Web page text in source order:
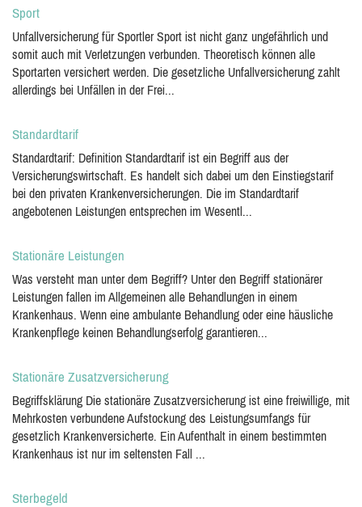
Sport
Unfallversicherung für Sportler Sport ist nicht ganz ungefährlich und
somit auch mit Verletzungen verbunden. Theoretisch können alle
Sportarten versichert werden. Die gesetzliche Unfallversicherung zahlt
allerdings bei Unfällen in der Frei...
Standardtarif
Standardtarif: Definition Standardtarif ist ein Begriff aus der
Versicherungswirtschaft. Es handelt sich dabei um den Einstiegstarif
bei den privaten Krankenversicherungen. Die im Standardtarif
angebotenen Leistungen entsprechen im Wesentl...
Stationäre Leistungen
Was versteht man unter dem Begriff? Unter den Begriff stationärer
Leistungen fallen im Allgemeinen alle Behandlungen in einem
Krankenhaus. Wenn eine ambulante Behandlung oder eine häusliche
Krankenpflege keinen Behandlungserfolg garantieren...
Stationäre Zusatzversicherung
Begriffsklärung Die stationäre Zusatzversicherung ist eine freiwillige, mit
Mehrkosten verbundene Aufstockung des Leistungsumfangs für
gesetzlich Krankenversicherte. Ein Aufenthalt in einem bestimmten
Krankenhaus ist nur im seltensten Fall ...
Sterbegeld